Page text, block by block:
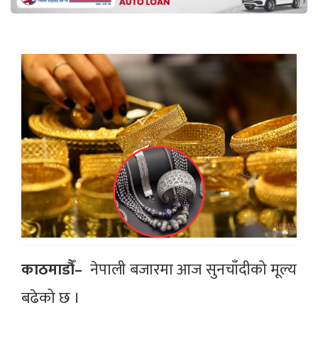
काठमाडौँ– नेपाली बजारमा आज सुनचाँदीको मूल्य
बढेको छ ।